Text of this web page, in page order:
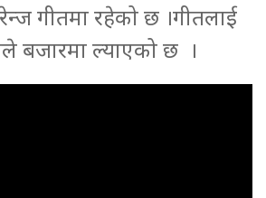
गीतमा रहेको छ ।गीतलाई
बजारमा ल्याएको छ ।